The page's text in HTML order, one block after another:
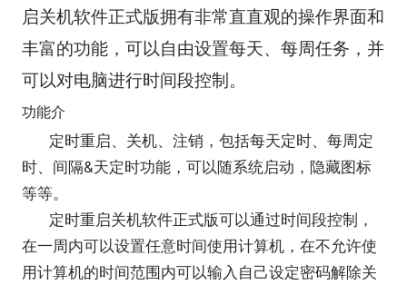
启关机软件正式版拥有非常直直观的操作界面和
丰富的功能，可以自由设置每天、每周任务，并
可以对电脑进行时间段控制。
功能介
定时重启、关机、注销，包括每天定时、每周定
时、间隔&天定时功能，可以随系统启动，隐藏图标
等等。
定时重启关机软件正式版可以通过时间段控制，
在一周内可以设置任意时间使用计算机，在不允许使
用计算机的时间范围内可以输入自己设定密码解除关